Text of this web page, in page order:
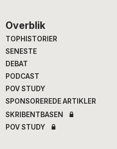
Footer
Overblik
TOPHISTORIER
SENESTE
DEBAT
PODCAST
POV STUDY
SPONSOREREDE ARTIKLER
SKRIBENTBASEN
POV STUDY